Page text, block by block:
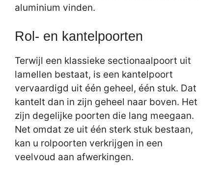
aluminium vinden.
Rol- en kantelpoorten
Terwijl een klassieke sectionaalpoort uit
lamellen bestaat, is een kantelpoort
vervaardigd uit één geheel, één stuk. Dat
kantelt dan in zijn geheel naar boven. Het
zijn degelijke poorten die lang meegaan.
Net omdat ze uit één sterk stuk bestaan,
kan u rolpoorten verkrijgen in een
veelvoud aan afwerkingen.